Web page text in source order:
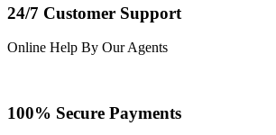
24/7 Customer Support
Online Help By Our Agents
100% Secure Payments